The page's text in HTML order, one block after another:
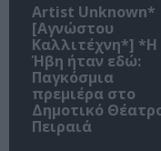
Artist Unknown*
[Αγνώστου
Καλλιτέχνη*] *Η
Ήβη ήταν εδώ:
Παγκόσμια
πρεμιέρα στο
Δημοτικό
Πειραιά